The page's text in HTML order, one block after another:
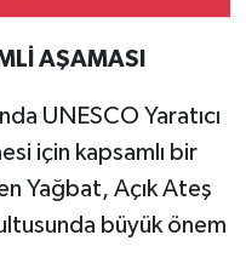
AŞAMASI
UNESCO Yaratıcı
için kapsamlı bir
Yağbat, Açık Ateş
büyük önem